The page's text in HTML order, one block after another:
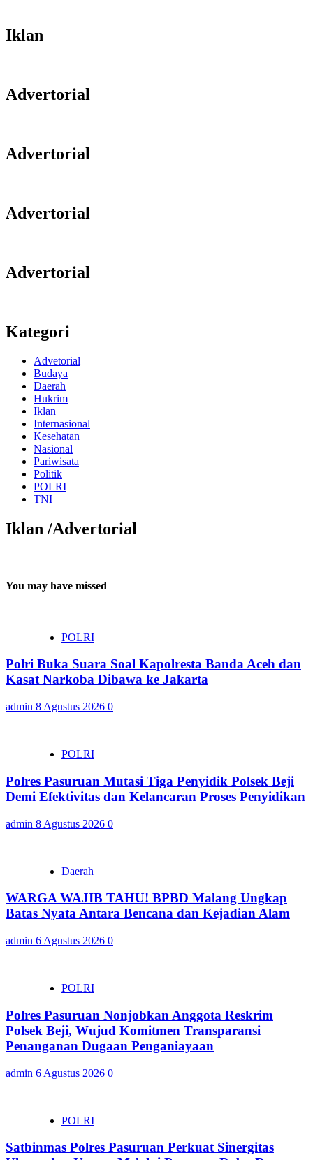
Iklan
Advertorial
Advertorial
Advertorial
Advertorial
Kategori
Advetorial
Budaya
Daerah
Hukrim
Iklan
Internasional
Kesehatan
Nasional
Pariwisata
Politik
POLRI
TNI
Iklan /Advertorial
You may have missed
POLRI
Polri Buka Suara Soal Kapolresta Banda Aceh dan
Kasat Narkoba Dibawa ke Jakarta
admin 8 Agustus 2026 0
POLRI
Polres Pasuruan Mutasi Tiga Penyidik Polsek Beji
Demi Efektivitas dan Kelancaran Proses Penyidikan
admin 8 Agustus 2026 0
Daerah
WARGA WAJIB TAHU! BPBD Malang Ungkap
Batas Nyata Antara Bencana dan Kejadian Alam
admin 6 Agustus 2026 0
POLRI
Polres Pasuruan Nonjobkan Anggota Reskrim
Polsek Beji, Wujud Komitmen Transparansi
Penanganan Dugaan Penganiayaan
admin 6 Agustus 2026 0
POLRI
Satbinmas Polres Pasuruan Perkuat Sinergitas